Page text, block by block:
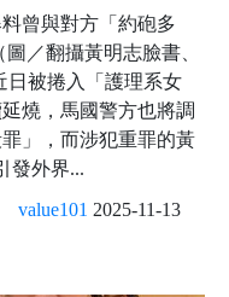
曾與對方「約砲多
／翻攝黃明志臉書、
日被捲入「護理系女
燒，馬國警方也將調
」，而涉犯重罪的黃
發外界...
value101 2025-11-13